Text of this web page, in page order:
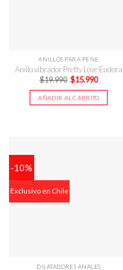
ANILLOS PARA PENE
Anillo vibrador Pretty Love Eudora
$19.990 El
precio
original
era:
$19.990.
$15.990El
actual
es:
$15.990.
AÑADIR AL CARRITO
-10%
Exclusivo en Chile
DILATADORES ANALES